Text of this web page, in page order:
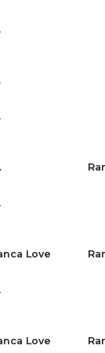
Love
Love